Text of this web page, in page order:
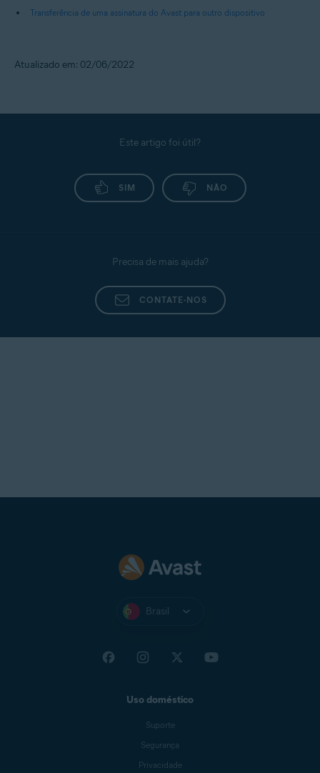
Transferência de uma assinatura do Avast para outro dispositivo
Atualizado em: 02/06/2022
Este artigo foi útil?
SIM NÃO
Precisa de mais ajuda?
CONTATE-NOS
Brasil
Uso doméstico
Suporte
Segurança
Privacidade